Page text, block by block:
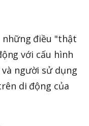
những điều "thật
với cấu hình
người sử dụng
di động của